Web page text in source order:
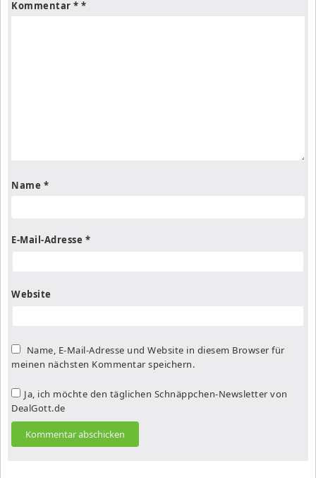
Kommentar *
Name *
E-Mail-Adresse *
Website
Name, E-Mail-Adresse und Website in diesem Browser für
meinen nächsten Kommentar speichern.
Ja, ich möchte den täglichen Schnäppchen-Newsletter von
DealGott.de